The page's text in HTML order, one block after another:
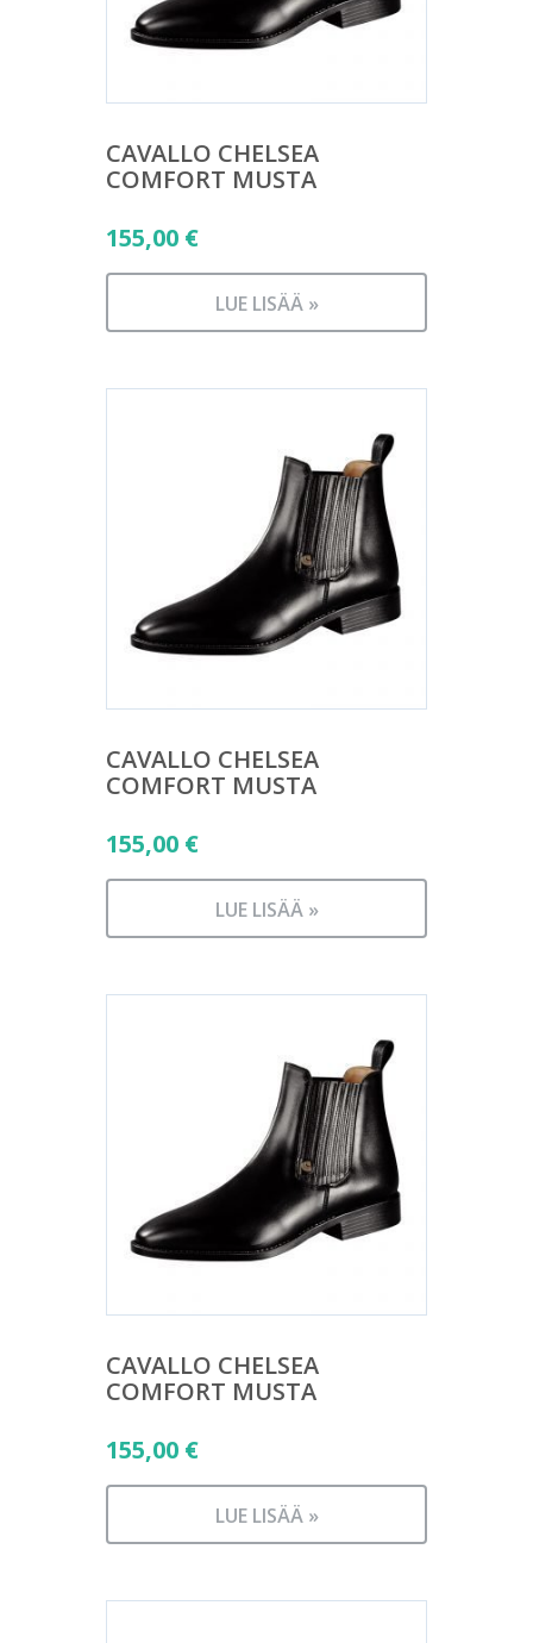
CAVALLO CHELSEA
COMFORT MUSTA
155,00 €
LUE LISÄÄ »
CAVALLO CHELSEA
COMFORT MUSTA
155,00 €
LUE LISÄÄ »
CAVALLO CHELSEA
COMFORT MUSTA
155,00 €
LUE LISÄÄ »